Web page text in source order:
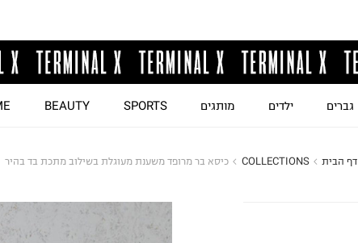
גברים ילדים מותגים SPORTS
BEAUTY
דף הבית COLLECTIONS כיסא בר מרופד משענת מעוגלת בשילוב מתכת בד בהיר